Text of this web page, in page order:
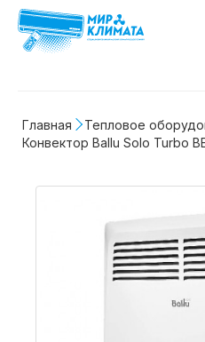
Главная Тепловое
Конвектор Ballu Solo Turbo